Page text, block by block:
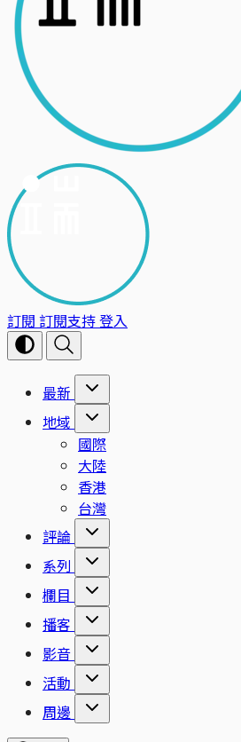
訂閱 訂閱支持登入
最新
地域
國際
大陸
香港
台灣
評論
系列
欄目
播客
影音
活動
周邊